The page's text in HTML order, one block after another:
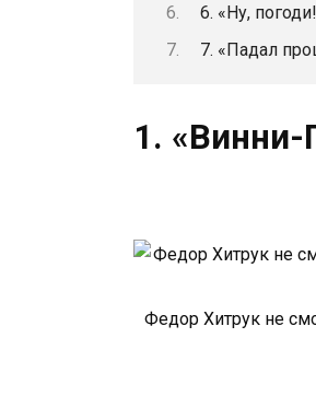
6. «Ну,
7. «Падал
1. «Винни-
Федор Хитрук не